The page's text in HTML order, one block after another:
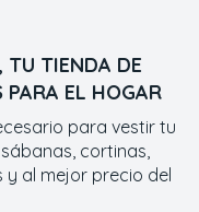
TU TIENDA DE
EL HOGAR
para vestir tu
cortinas,
y al mejor precio del